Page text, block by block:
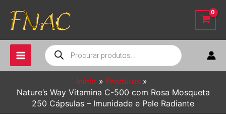
para
conteúdo
Pesquisar
produtos
Início
Produtos
Nature’s Way Vitamina C-500 com Rosa Mosqueta
250 Cápsulas – Imunidade e Pele Radiante